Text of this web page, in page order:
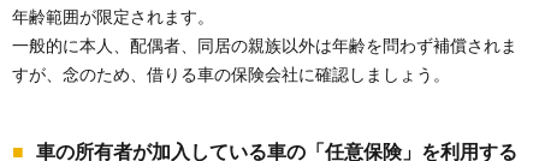
年齢範囲が限定されます。
一般的に本人、配偶者、同居の親族以外は年齢を問わず補償されま
すが、念のため、借りる車の保険会社に確認しましょう。
車の所有者が加入している車の「任意保険」を利用する